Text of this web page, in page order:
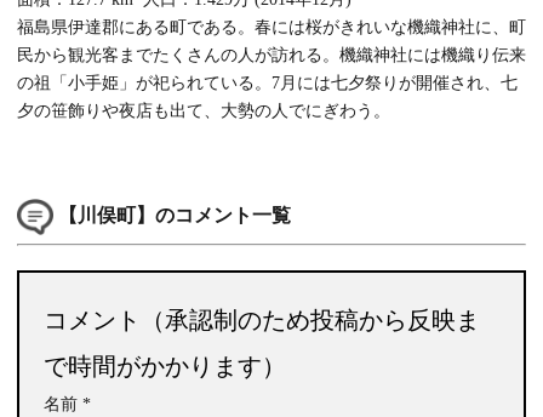
福島県伊達郡にある町である。春には桜がきれいな機織神社に、町
民から観光客までたくさんの人が訪れる。機織神社には機織り伝来
の祖「小手姫」が祀られている。7月には七夕祭りが開催され、七
夕の笹飾りや夜店も出て、大勢の人でにぎわう。
【川俣町】のコメント一覧
コメント（承認制のため投稿から反映ま
で時間がかかります）
名前 *